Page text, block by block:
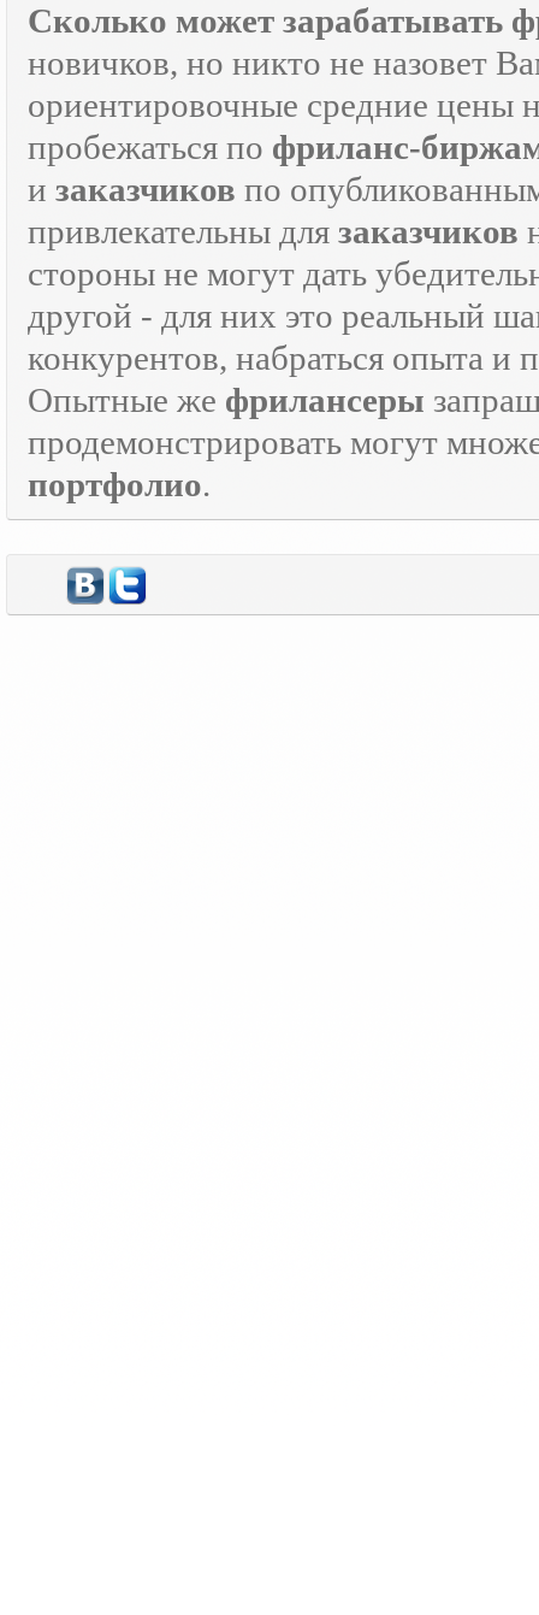
Сколько может зарабатывать
новичков, но никто не назовет
ориентировочные средние цены
пробежаться по фриланс-
и заказчиков по
привлекательны для заказчиков
стороны не могут дать
другой - для них это реальный
конкурентов, набраться опыта и
Опытные же фрилансеры
продемонстрировать могут
портфолио.